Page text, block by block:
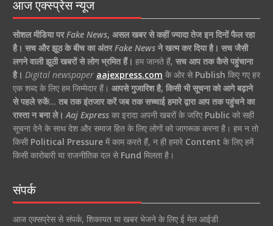
आज एक्स्प्रेस न्यूज
सोशल मीडिया परFake News, असल खबर से कहीं ज्यादा तेज इन दिनों फैल रहा
है। सच और झूठ के बीच का अंतरFake Newsने खत्म कर दिया है। सच जैसी
लगने वाली झूठी खबरों से लोग भ्रमित हैं। हम जानते हैं, सच आप तक कैसे पहुंचाना
है। Digital newspaper aajexpress.com के ओर से Publish किए गए हर
एक शब्द के लिए हम जिम्मेदार हैं। आपसे गुजारिश है, किसी भी सूचना को आगे बढ़ाने
से पहले रुकें… तब तक इंतजार करें जब तक सच्चाई हमारे द्वारा आप तक पहुंचने का
रास्ता न बना ले। Aaj Expressका इरादा अपनी खबरों के जरिए Publicको सही
सूचना देने के साथ देश और समाज हित के लिए लोगों को जागरूक करना है। हम न तो
किसी Political Pressureमें काम करते हैं, न ही हमारे Content के लिए हमें
किसी कारोबारी या राजनीतिक दल से Fund मिलता है।
संपर्क
आज एक्सप्रेस से संपर्क, शिकायत या खबर भेजने के लिए ई मेल आईडी